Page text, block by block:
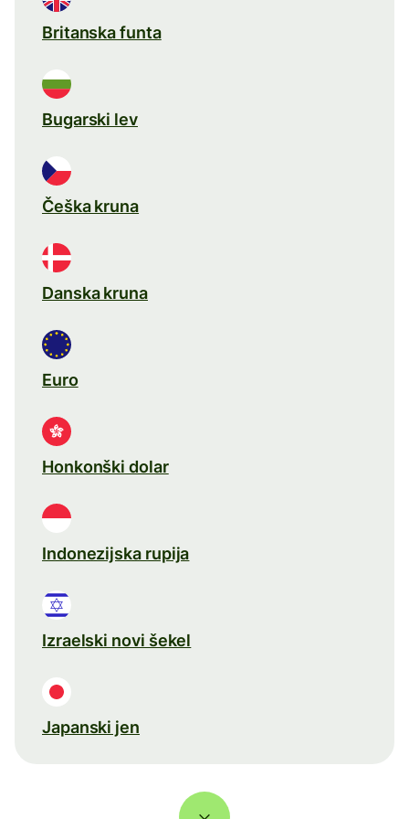
Britanska funta
Bugarski lev
Češka kruna
Danska kruna
Euro
Honkonški dolar
Indonezijska rupija
Izraelski novi šekel
Japanski jen